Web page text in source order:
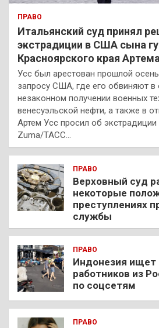
ПРАВО
Итальянский суд принял
экстрадиции в США сына
Красноярского края
Усс был арестован прошлой
запросу США, где его обвиняют в
незаконном получении военных
венесуэльской нефти, а также в
Артем Усс просил об
Zuma/ТАСС…
ПРАВО
Верховный суд
некоторые
преступлениях
службы
ПРАВО
Индонезия ищет
работников из
по соцсетям
ПРАВО